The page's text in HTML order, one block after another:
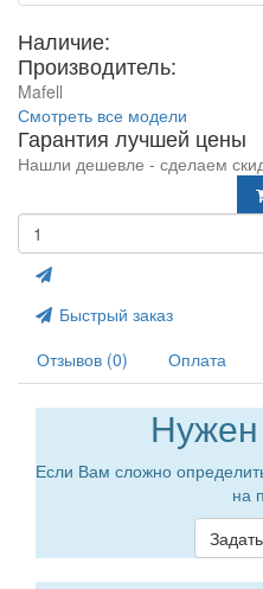
Наличие:
Производитель:
Mafell
Смотреть все модели
Гарантия лучшей цены
Нашли дешевле - сделаем
Быстрый заказ
Отзывов (0)
Оплата
Нужен
Если Вам сложно
на